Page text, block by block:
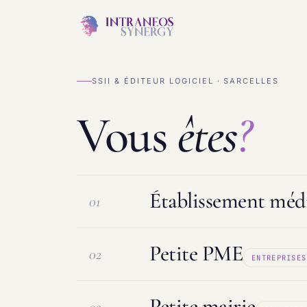
SSII & ÉDITEUR LOGICIEL · SARCELLES
Vousêtes?
01 Établissement
Logiciel ESMS & DUI Protection
02 Petite PME